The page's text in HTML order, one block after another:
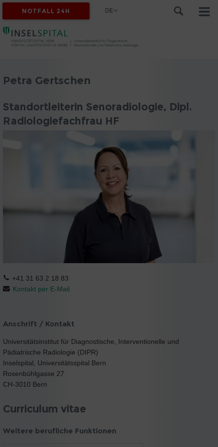
NOTFALL 24H DE
Petra Gertschen
Standortleiterin Senoradiologie, Dipl.
Radiologiefachfrau HF
+41 31 63 2 18 83
Kontakt per E-Mail
Anschrift / Kontakt
Universitätsinstitut für Diagnostische, Interventionelle und
Pädiatrische Radiologie (DIPR)
Inselspital, Universitätsspital Bern
Rosenbühlgasse 27
CH-3010 Bern
Curriculum vitae
Weitere berufliche Funktionen